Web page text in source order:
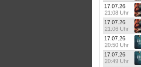
17.07.26
21:08 Uhr
17.07.26
21:06 Uhr
17.07.26
20:50 Uhr
17.07.26
20:49 Uhr